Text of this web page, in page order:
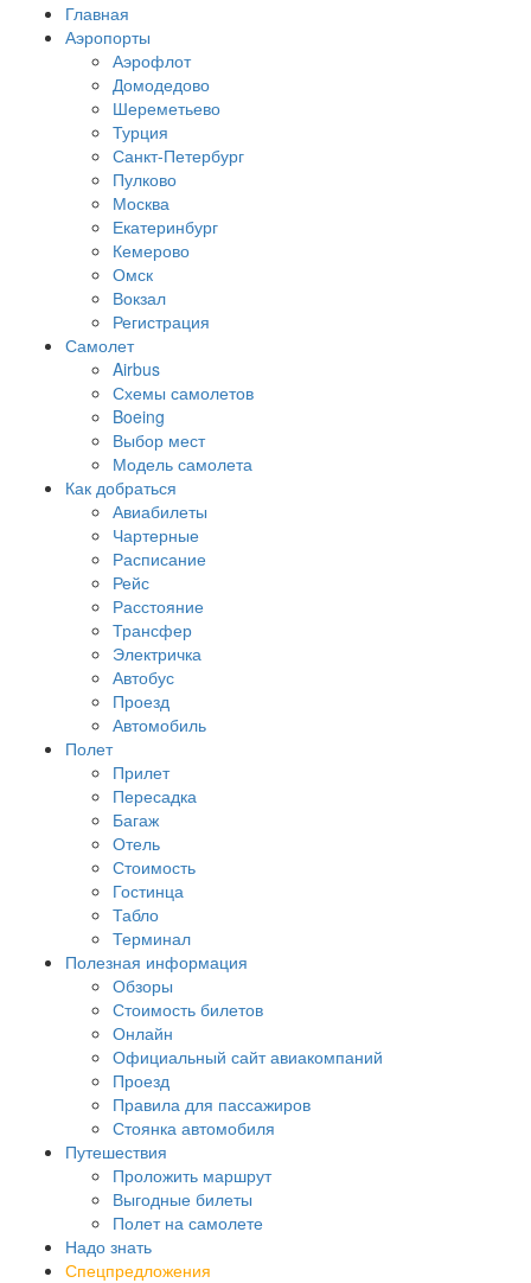
Главная
Аэропорты
Аэрофлот
Домодедово
Шереметьево
Турция
Санкт-Петербург
Пулково
Москва
Екатеринбург
Кемерово
Омск
Вокзал
Регистрация
Самолет
Airbus
Схемы самолетов
Boeing
Выбор мест
Модель самолета
Как добраться
Авиабилеты
Чартерные
Расписание
Рейс
Расстояние
Трансфер
Электричка
Автобус
Проезд
Автомобиль
Полет
Прилет
Пересадка
Багаж
Отель
Стоимость
Гостинца
Табло
Терминал
Полезная информация
Обзоры
Стоимость билетов
Онлайн
Официальный сайт авиакомпаний
Проезд
Правила для пассажиров
Стоянка автомобиля
Путешествия
Проложить маршрут
Выгодные билеты
Полет на самолете
Надо знать
Спецпредложения